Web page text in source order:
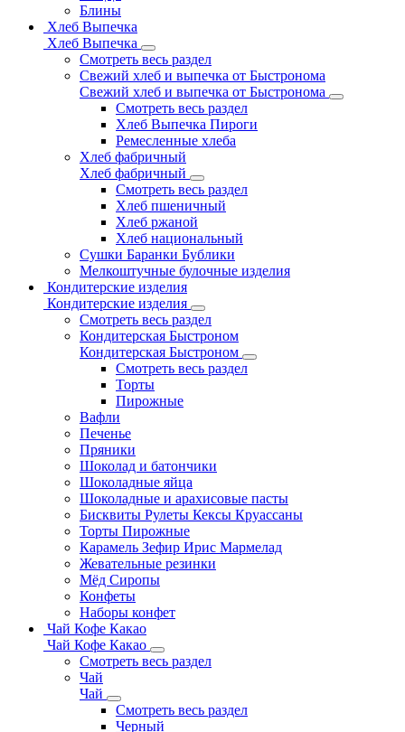
Блины
Хлеб Выпечка
Хлеб Выпечка
Смотреть весь раздел
Свежий хлеб и выпечка от Быстронома
Свежий хлеб и выпечка от Быстронома
Смотреть весь раздел
Хлеб Выпечка Пироги
Ремесленные хлеба
Хлеб фабричный
Хлеб фабричный
Смотреть весь раздел
Хлеб пшеничный
Хлеб ржаной
Хлеб национальный
Сушки Баранки Бублики
Мелкоштучные булочные изделия
Кондитерские изделия
Кондитерские изделия
Смотреть весь раздел
Кондитерская Быстроном
Кондитерская Быстроном
Смотреть весь раздел
Торты
Пирожные
Вафли
Печенье
Пряники
Шоколад и батончики
Шоколадные яйца
Шоколадные и арахисовые пасты
Бисквиты Рулеты Кексы Круассаны
Торты Пирожные
Карамель Зефир Ирис Мармелад
Жевательные резинки
Мёд Сиропы
Конфеты
Наборы конфет
Чай Кофе Какао
Чай Кофе Какао
Смотреть весь раздел
Чай
Чай
Смотреть весь раздел
Черный